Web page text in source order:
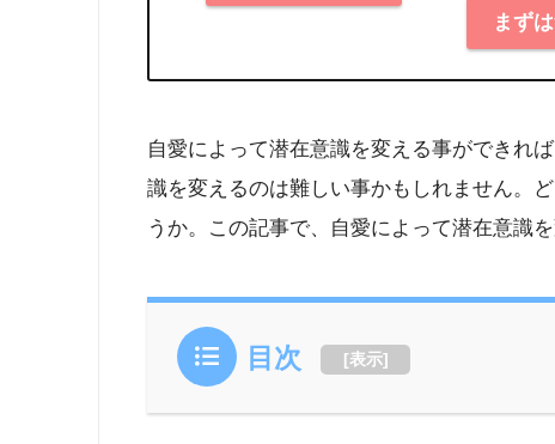
まず
自愛によって潜在意識を変える事ができれ
識を変えるのは難しい事かもしれません。
うか。この記事で、自愛によって潜在意識
目次 [表示]